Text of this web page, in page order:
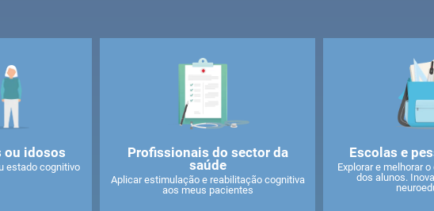
ou idosos
estado cognitivo
Profissionais do sector da
saúde
Aplicar estimulação e reabilitação cognitiva
aos meus pacientes
Escolas e
Explorar e melhorar
dos alunos.